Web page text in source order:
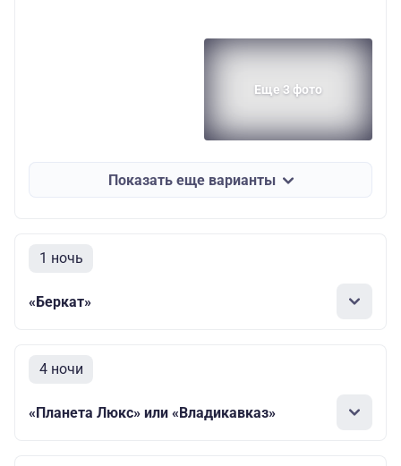
Еще 3 фото
Показать еще варианты
1 ночь
«Беркат»
4 ночи
«Планета Люкс» или «Владикавказ»